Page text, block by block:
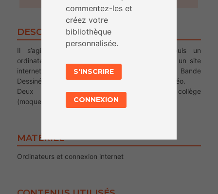
DESCRIPTION
Il s’agit d’un jeu interactif, accessible depuis un
ordinateur, un smartphone ou une tablette, sur un site
internet. Il repose sur des illustrations type Bande
Dessinée, animées avec de petites séquences vidéo.
Deux thématiques : le harcèlement au collège
(moqueries, violences…) et le cyberharcèlement.
MATÉRIEL
Ordinateurs et connexion internet
commentez-les et
créez votre
bibliothèque
personnalisée.
S'INSCRIRE
CONNEXION